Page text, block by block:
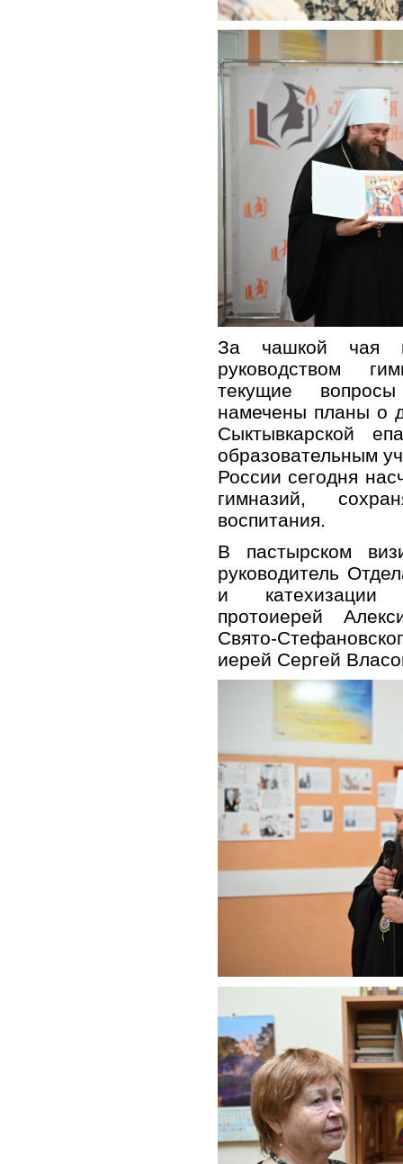
За чашкой чая
руководством
текущие
намечены планы о
Сыктывкарской
образовательным
России сегодня
гимназий,
воспитания.
В пастырском
руководитель
и катехизации
протоиерей
Свято-
иерей Сергей